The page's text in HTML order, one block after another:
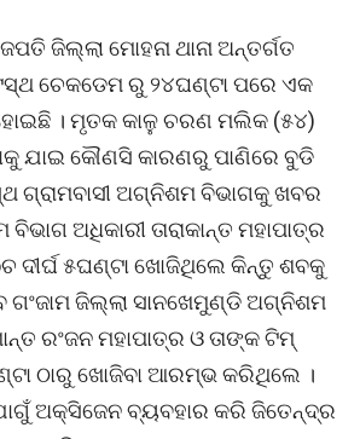
ଜିଲ୍ଲା ମୋହନା ଥାନା ଅନ୍ତର୍ଗତ
ଚେକଡେମ ରୁ ୨୪ଘଣ୍ଟା ପରେ ଏକ
। ମୃତକ କାଳୁ ଚରଣ ମଲିକ (୫୪)
ଯାଇ କୌଣସି କାରଣରୁ ପାଣିରେ ବୁଡି
ଗ୍ରାମବାସୀ ଅଗ୍ନିଶମ ବିଭାଗକୁ ଖବର
ଅଧିକାରୀ ତାରାକାନ୍ତ ମହାପାତ୍ର
ଦୀର୍ଘ ୫ଘଣ୍ଟା ଖୋଜିଥିଲେ କିନ୍ତୁ ଶବକୁ
ଗଂଜାମ ଜିଲ୍ଲା ସାନଖେମୁଣ୍ଡି ଅଗ୍ନିଶମ
ରଂଜନ ମହାପାତ୍ର ଓ ତାଙ୍କ ଟିମ୍
ଠାରୁ ଖୋଜିବା ଆରମ୍ଭ କରିଥିଲେ ।
ଅକ୍ସିଜେନ ବ୍ୟବହାର କରି ଜିତେନ୍ଦ୍ର